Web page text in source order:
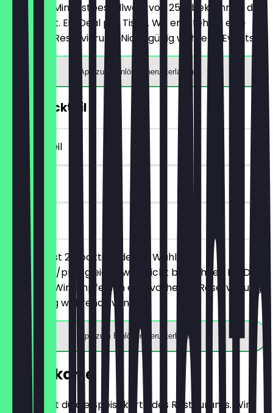
Ab einem Mindestbestellwert von 25€ bekommst du
10€ Rabatt. Ein Deal pro Tisch. Wir empfehlen eine
vorherige Reservierung. Nicht gültig während Events.
App zum Einlösen herunterladen
2für1 Cocktail
~€ 5 Vorteil
90 Tage
vor Ort
Du bestellst 2 Cocktails deiner Wahl, der
günstigere/preisgleiche wird nicht berechnet. Ein Deal
pro Tisch. Wir empfehlen eine vorherige Reservierung.
Nicht gültig während Events.
App zum Einlösen herunterladen
Speisekarte
Hier findest du die Speisekarte des Restaurants. Wir